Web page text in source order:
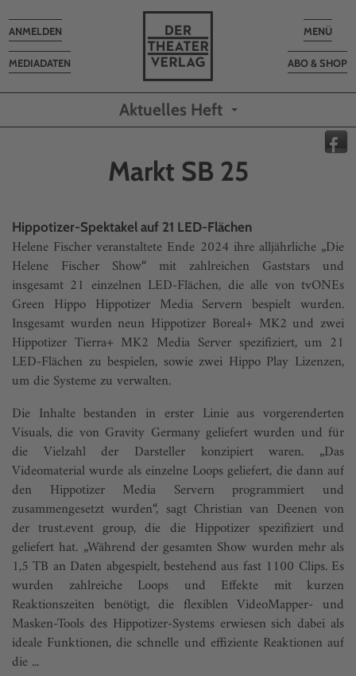
Toggle
MENÜ
ABO & SHOP
MEDIADATEN
Toggle
navigation
ANMELDEN
Aktuelles Heft
Markt SB 25
Hippotizer-Spektakel auf 21 LED-Flächen
Helene Fischer veranstaltete Ende 2024 ihre alljährliche „Die
Helene Fischer Show“ mit zahlreichen Gaststars und
insgesamt 21 einzelnen LED-Flächen, die alle von tvONEs
Green Hippo Hippotizer Media Servern bespielt wurden.
Insgesamt wurden neun Hippotizer Boreal+ MK2 und zwei
Hippotizer Tierra+ MK2 Media Server spezifiziert, um 21
LED-Flächen zu bespielen, sowie zwei Hippo Play Lizenzen,
um die Systeme zu verwalten.
Die Inhalte bestanden in erster Linie aus vorgerenderten
Visuals, die von Gravity Germany geliefert wurden und für
die Vielzahl der Darsteller konzipiert waren. „Das
Videomaterial wurde als einzelne Loops geliefert, die dann auf
den Hippotizer Media Servern programmiert und
zusammengesetzt wurden“, sagt Christian van Deenen von
der trust.event group, die die Hippotizer spezifiziert und
geliefert hat. „Während der gesamten Show wurden mehr als
1,5 TB an Daten abgespielt, bestehend aus fast 1100 Clips. Es
wurden zahlreiche Loops und Effekte mit kurzen
Reaktionszeiten benötigt, die flexiblen VideoMapper- und
Masken-Tools des Hippotizer-Systems erwiesen sich dabei als
ideale Funktionen, die schnelle und effiziente Reaktionen auf
die ...